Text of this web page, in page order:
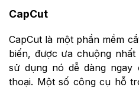
CapCut
CapCut là một phần mềm
biến, được ưa chuộng
sử dụng nó dễ dàng
thoại. Một số công cụ hỗ